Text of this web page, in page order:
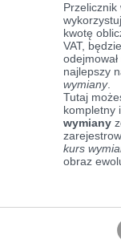
Przelicznik
kwotę
VAT,
najlepszy
wymiany.
Tutaj
kompletny
wymiany
kurs
obraz